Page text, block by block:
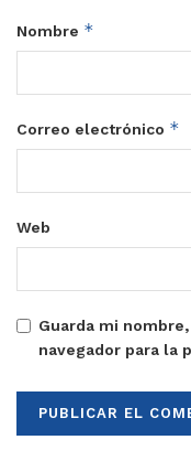
Nombre *
Correo electrónico *
Web
Guarda mi
navegador para la